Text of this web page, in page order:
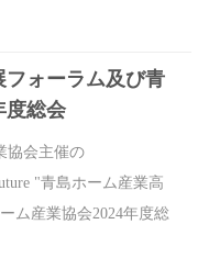
ォーラム及び青
度総会
協会主催の
"青島ホーム産業高
ム産業協会2024年度総